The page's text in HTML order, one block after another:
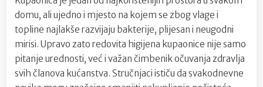
zdravog
i
domu, ali ujedno i mjesto na kojem se zbog vlage i
topline najlakše razvijaju bakterije, plijesan i neugodni
mirisi. Upravo zato redovita higijena kupaonice nije samo
pitanje urednosti, već i važan čimbenik očuvanja zdravlja
svih članova kućanstva. Stručnjaci ističu da svakodnevne